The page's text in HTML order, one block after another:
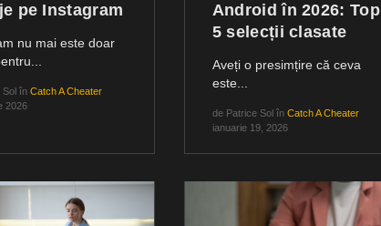
pe Instagram
nu mai este doar
înCatch A Cheater
2026
Android în 2026: Top
5 selecții clasate
Aveți o presimțire că ceva
este...
de Patrice Sol în Catch A Cheater
ianuarie 19, 2026